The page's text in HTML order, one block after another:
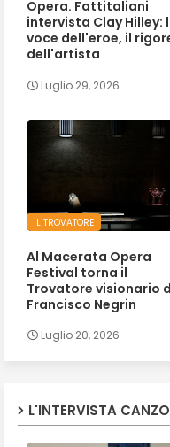
Opera. Fattitaliani
intervista Clay Hilley:
voce dell'eroe, il
dell'artista
Luglio 29, 2026
IL TROVATORE
Al Macerata Opera
Festival torna il
Trovatore visionario
Francisco Negrin
Luglio 20, 2026
L'INTERVISTA